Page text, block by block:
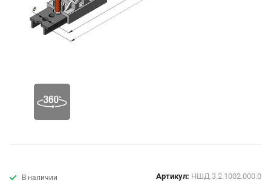
В наличии Артикул: НШД.3.2.1002.000.0